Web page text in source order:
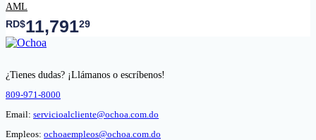
AML
RD$11,79129
¿Tienes dudas? ¡Llámanos o escríbenos!
809-971-8000
Email: servicioalcliente@ochoa.com.do
Empleos: ochoaempleos@ochoa.com.do